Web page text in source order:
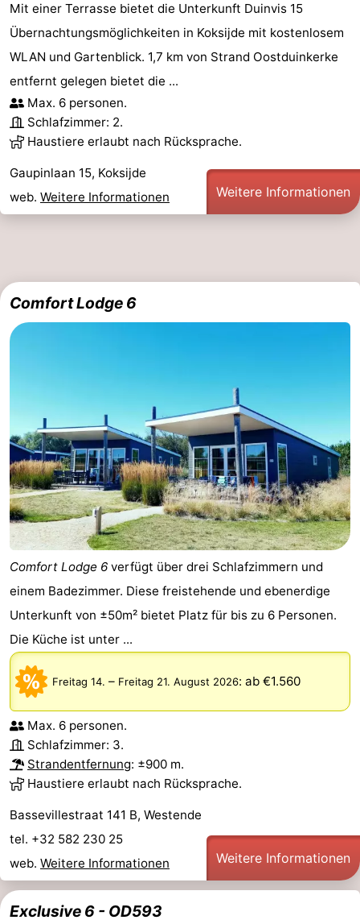
Mit einer Terrasse bietet die Unterkunft Duinvis 15
Übernachtungsmöglichkeiten in Koksijde mit kostenlosem
WLAN und Gartenblick. 1,7 km von Strand Oostduinkerke
entfernt gelegen bietet die ...
Max. 6 personen.
Schlafzimmer: 2.
Haustiere erlaubt nach Rücksprache.
Gaupinlaan 15, Koksijde
web. Weitere Informationen Weitere Informationen
Comfort Lodge 6
Comfort Lodge 6 verfügt über drei Schlafzimmern und
einem Badezimmer. Diese freistehende und ebenerdige
Unterkunft von ±50m² bietet Platz für bis zu 6 Personen.
Die Küche ist unter ...
Freitag 14. – Freitag 21. August 2026: ab €1.560
Max. 6 personen.
Schlafzimmer: 3.
Strandentfernung: ±900 m.
Haustiere erlaubt nach Rücksprache.
Bassevillestraat 141 B, Westende
tel. +32 582 230 25
web. Weitere Informationen Weitere Informationen
Exclusive 6 - OD593